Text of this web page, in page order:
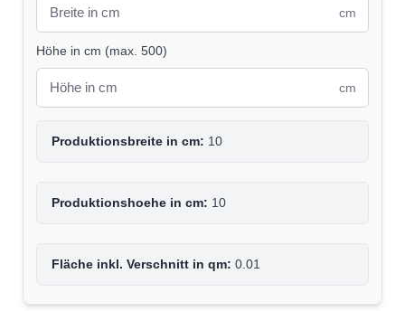
cm
Höhe in cm (max. 500)
cm
Produktionsbreite in cm: 10
Produktionshoehe in cm: 10
Fläche inkl. Verschnitt in qm: 0.01